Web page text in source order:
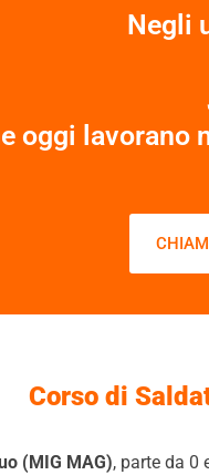
Negli
oggi lavorano
Corso di
(MIG MAG), parte da 0